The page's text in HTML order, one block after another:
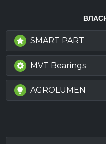
SMART PART
MVT Bearings
AGROLUMEN